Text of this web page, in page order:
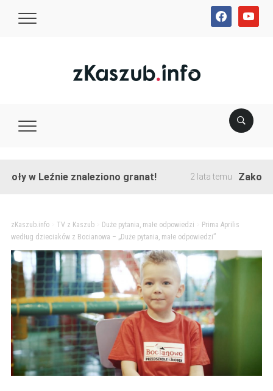
facebookyoutube
Leźnie znaleziono granat! 2 lata temu Zakończono
zKaszub.info> TV z Kaszub> Duże pytania, małe odpowiedzi
Prima Aprilis
według dzieciaków z Bocianowa – „Duże pytania, małe odpowiedzi”